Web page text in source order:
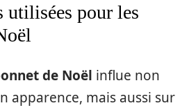
utilisées pour les
de Noël influe non
apparence, mais aussi sur